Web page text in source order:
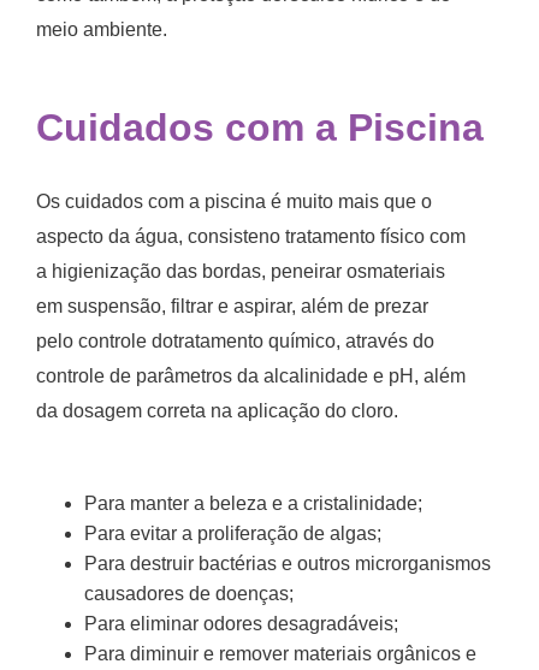
meio ambiente.
Cuidados com a Piscina
Os cuidados com a piscina é muito mais que o
aspecto da água, consisteno tratamento físico com
a higienização das bordas, peneirar osmateriais
em suspensão, filtrar e aspirar, além de prezar
pelo controle dotratamento químico, através do
controle de parâmetros da alcalinidade e pH, além
da dosagem correta na aplicação do cloro.
Para manter a beleza e a cristalinidade;
Para evitar a proliferação de algas;
Para destruir bactérias e outros microrganismos
causadores de doenças;
Para eliminar odores desagradáveis;
Para diminuir e remover materiais orgânicos e